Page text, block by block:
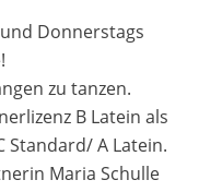
Donnerstags
zu tanzen.
B Latein als
Standard/ A Latein.
Maria Schulle